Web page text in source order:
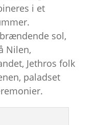
i et
sol,
Nilen,
Jethros folk
paladset